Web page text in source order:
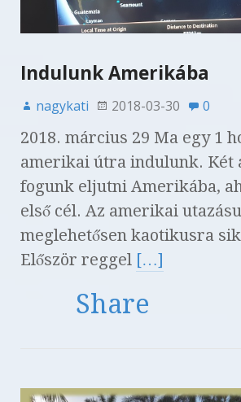
Indulunk Amerikába
nagykati 2018-03-30 0
2018. március 29 Ma egy 1
amerikai útra indulunk. Két
fogunk eljutni Amerikába,
első cél. Az amerikai
meglehetősen kaotikusra
Először reggel […]
Share